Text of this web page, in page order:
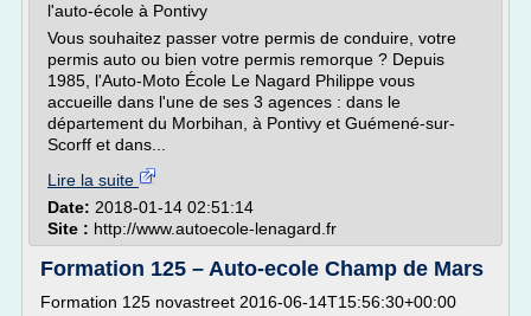
l'auto-école à Pontivy
Vous souhaitez passer votre permis de conduire, votre
permis auto ou bien votre permis remorque ? Depuis
1985, l'Auto-Moto École Le Nagard Philippe vous
accueille dans l'une de ses 3 agences : dans le
département du Morbihan, à Pontivy et Guémené-sur-
Scorff et dans...
Lire la suite
Date: 2018-01-14 02:51:14
Site : http://www.autoecole-lenagard.fr
Formation 125 – Auto-ecole Champ de Mars
Formation 125 novastreet 2016-06-14T15:56:30+00:00